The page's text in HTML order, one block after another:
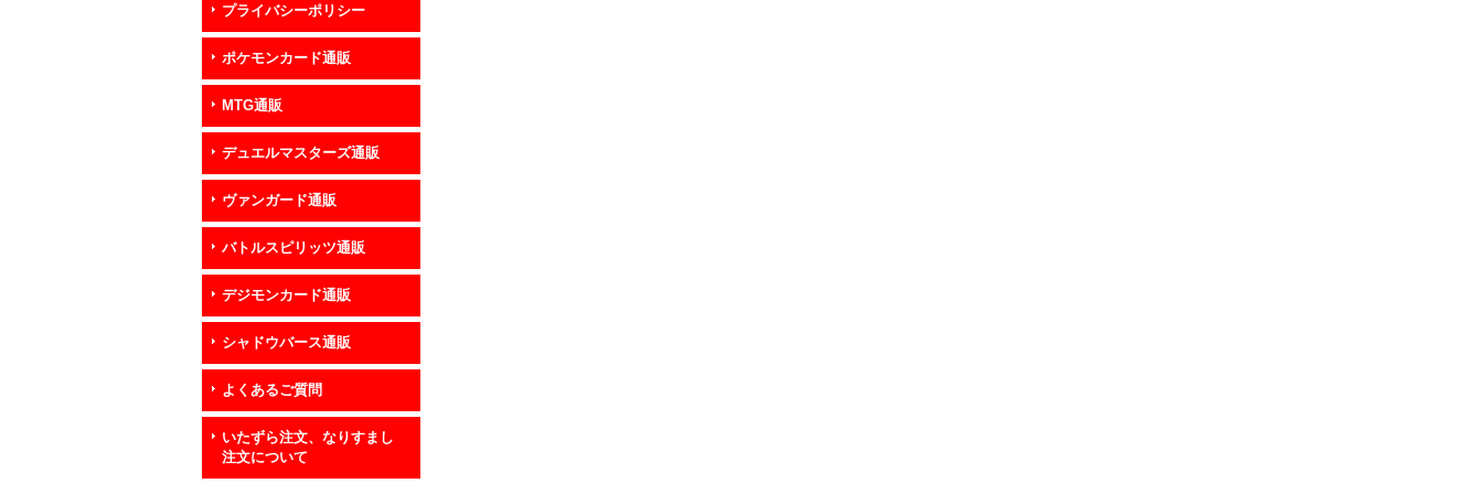
プライバシーポリシー
ポケモンカード通販
MTG通販
デュエルマスターズ通販
ヴァンガード通販
バトルスピリッツ通販
デジモンカード通販
シャドウバース通販
よくあるご質問
いたずら注文、なりすまし
注文について